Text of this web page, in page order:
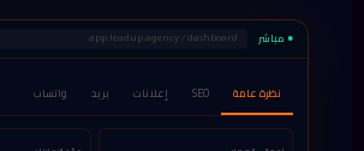
app.leadup.agency / dashboard ● مباشر
نظرة عامة SEO إعلانات بريد واتساب